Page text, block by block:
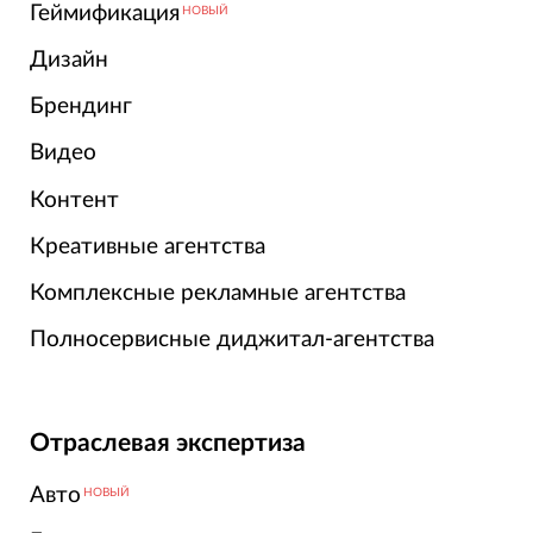
Геймификация НОВЫЙ
Дизайн
Брендинг
Видео
Контент
Креативные агентства
Комплексные рекламные агентства
Полносервисные диджитал-агентства
Отраслевая экспертиза
Авто НОВЫЙ